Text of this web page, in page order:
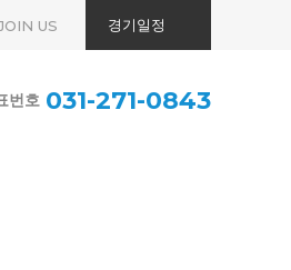
US 경기일정
번호 031-271-0843